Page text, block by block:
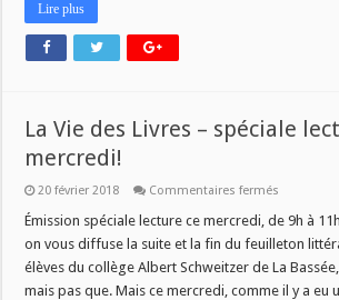
Lire plus
La Vie des Livres – spéciale
mercredi!
20 février 2018 Commentaires fermés
Vie
Livres
–
spéciale
lecture
Émission spéciale lecture ce mercredi, de 9h à
on vous diffuse la suite et la fin du feuilleton
élèves du collège Albert Schweitzer de La
mais pas que. Mais ce mercredi, comme il y a eu